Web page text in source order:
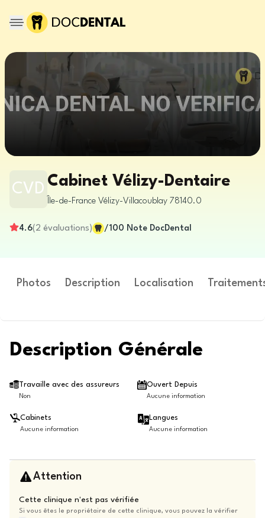
CVD Cabinet Vélizy-Dentaire
Île-de-France Vélizy-Villacoublay 78140.0
4.6( 2 évaluations) /100 Note DocDental
Photos Description Localisation
Description Générale
Travaille avec des assureurs
Non
Ouvert Depuis
Aucune information
Cabinets
Aucune information
Langues
Aucune information
Attention
Cette clinique n'est pas vérifiée
Si vous êtes le propriétaire de cette clinique, vous pouvez la vérifier